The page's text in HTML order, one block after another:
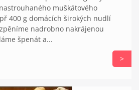
muškátového
400 g domácích širokých nudlí
nadrobno nakrájenou
špenát a...
>